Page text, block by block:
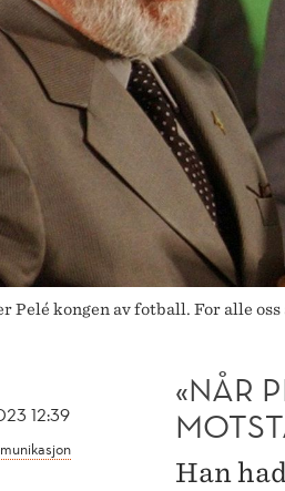
Pelé kongen av fotball. For alle
12:39
«NÅR
Han